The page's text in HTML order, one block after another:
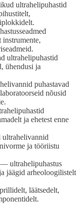
ultrahelipuhastid
instrumente,
ultrahelipuhastid
ühendusi ja
puhastavad
nõusid
ja ehetest enne
ja tööriistu
— ultrahelipuhastus
jäägid arheoloogilistelt
läätsedelt,